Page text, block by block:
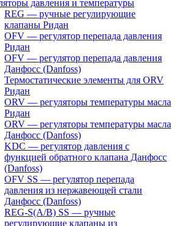
давления и температуры
REG — ручные регулирующие
клапаны Ридан
OFV — регулятор перепада давления
Ридан
OFV — регулятор перепада давления
Данфосс (Danfoss)
Термостатические элементы для ORV
Ридан
ORV — регуляторы температуры масла
Ридан
ORV — регуляторы температуры масла
Данфосс (Danfoss)
KDC — регулятор давления с
функцией обратного клапана Данфосс
(Danfoss)
OFV SS — регулятор перепада
давления из нержавеющей стали
Данфосс (Danfoss)
REG-S(A/B) SS — ручные
регулирующие клапаны из